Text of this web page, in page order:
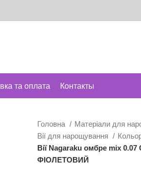
та оплата Контакты
Головна
Матеріали для
Вії для нарощування
Вії Nagaraku омбре mix
ФІОЛЕТОВИЙ